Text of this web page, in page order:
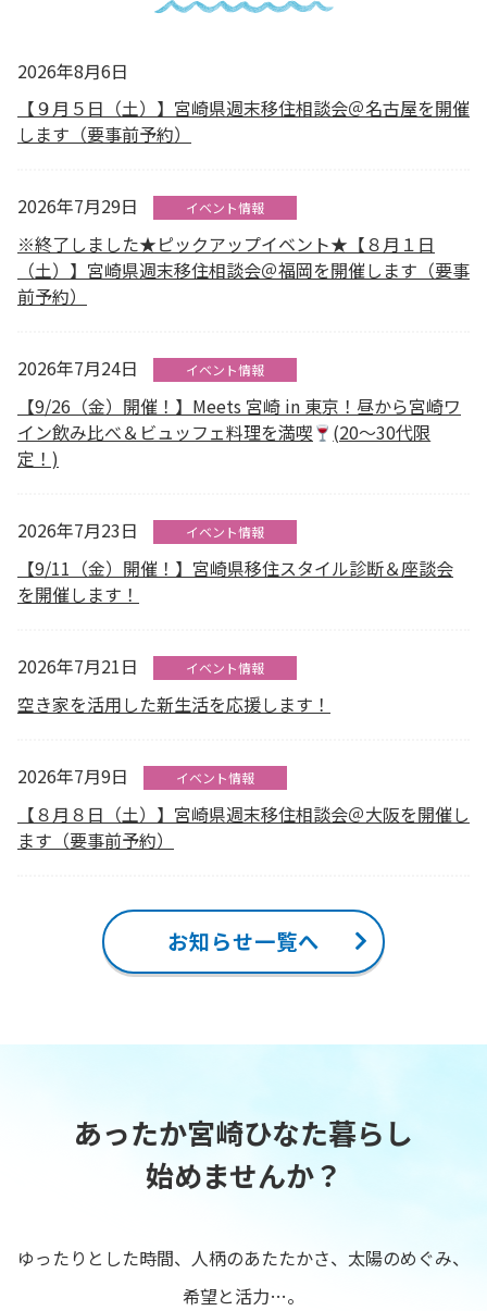
2026年8月6日
【９月５日（土）】宮崎県週末移住相談会＠名古屋を開催
します（要事前予約）
2026年7月29日 イベント情報
※終了しました★ピックアップイベント★【８月１日
（土）】宮崎県週末移住相談会＠福岡を開催します（要事
前予約）
2026年7月24日 イベント情報
【9/26（金）開催！】Meets 宮崎 in 東京！昼から宮崎ワ
イン飲み比べ＆ビュッフェ料理を満喫
(20～30代限
定！)
2026年7月23日 イベント情報
【9/11（金）開催！】宮崎県移住スタイル診断＆座談会
を開催します！
2026年7月21日 イベント情報
空き家を活用した新生活を応援します！
2026年7月9日 イベント情報
【８月８日（土）】宮崎県週末移住相談会＠大阪を開催し
ます（要事前予約）
お知らせ一覧へ
あったか宮崎ひなた暮らし
始めませんか？
ゆったりとした時間、人柄のあたたかさ、太陽のめぐみ、
希望と活力…。